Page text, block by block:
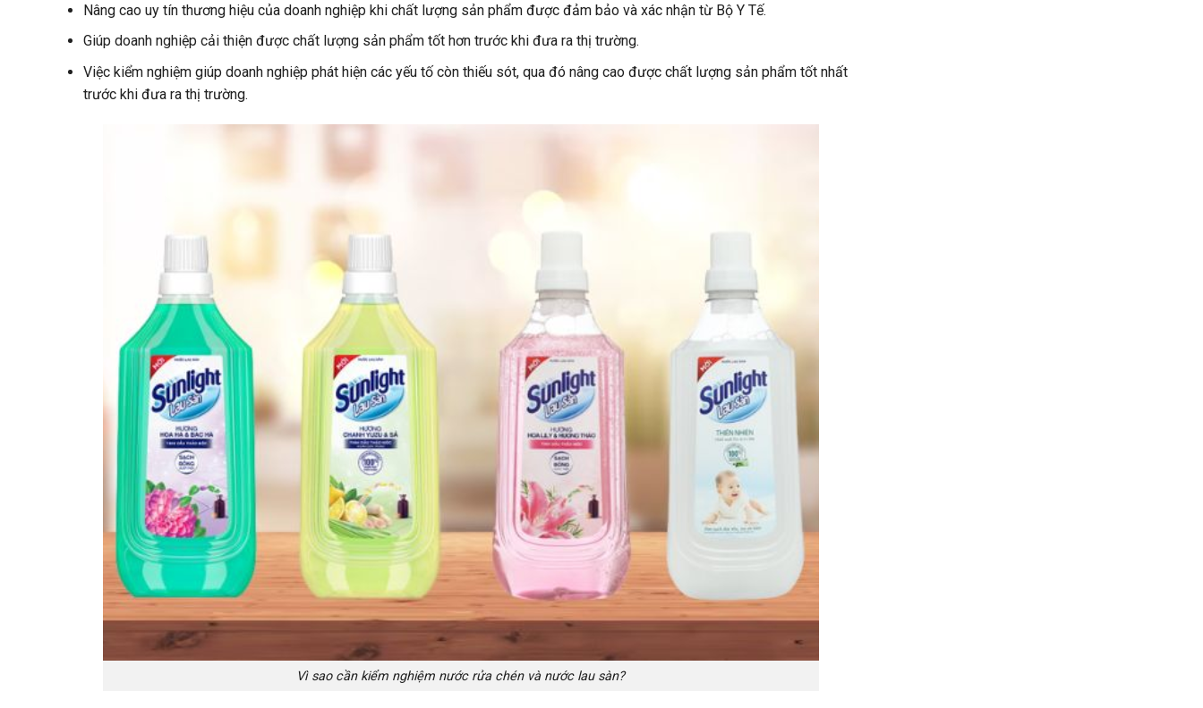
Nâng cao uy tín thương hiệu của doanh nghiệp khi chất lượng sản phẩm được đảm bảo và xác nhận từ Bộ Y Tế.
Giúp doanh nghiệp cải thiện được chất lượng sản phẩm tốt hơn trước khi đưa ra thị trường.
Việc kiểm nghiệm giúp doanh nghiệp phát hiện các yếu tố còn thiếu sót, qua đó nâng cao được chất lượng sản phẩm tốt nhất
trước khi đưa ra thị trường.
Vì sao cần kiểm nghiệm nước rửa chén và nước lau sàn?